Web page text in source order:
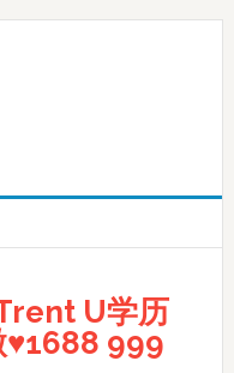
U学历
♥1688 999